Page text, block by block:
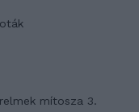
mítosza 3.